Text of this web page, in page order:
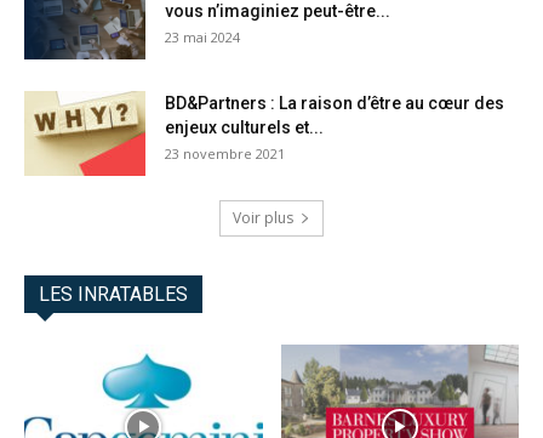
vous n’imaginiez peut-être...
23 mai 2024
BD&Partners : La raison d’être au cœur des
enjeux culturels et...
23 novembre 2021
Voir plus
LES INRATABLES